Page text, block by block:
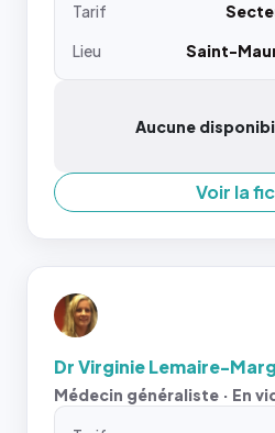
Tarif
Lieu
Saint-
Aucune
Voir la
Dr Virginie Lemaire-
Médecin généraliste · En